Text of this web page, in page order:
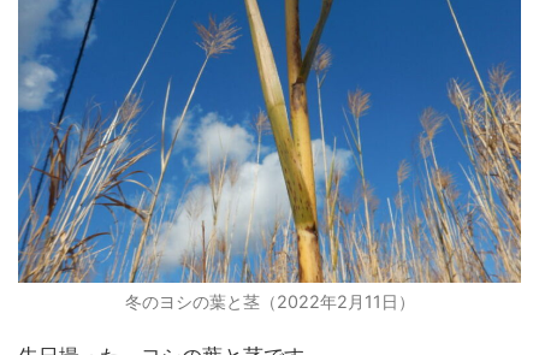
冬のヨシの葉と茎（2022年2月11日）